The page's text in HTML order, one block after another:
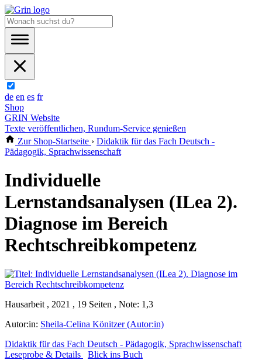
de en es fr
Shop
GRIN Website
Texte veröffentlichen, Rundum-Service genießen
Zur Shop-Startseite › Didaktik für das Fach Deutsch -
Pädagogik, Sprachwissenschaft
Individuelle
Lernstandsanalysen (ILea 2).
Diagnose im Bereich
Rechtschreibkompetenz
Hausarbeit , 2021 , 19 Seiten , Note: 1,3
Autor:in: Sheila-Celina Könitzer (Autor:in)
Didaktik für das Fach Deutsch - Pädagogik, Sprachwissenschaft
Leseprobe & Details
Blick ins Buch